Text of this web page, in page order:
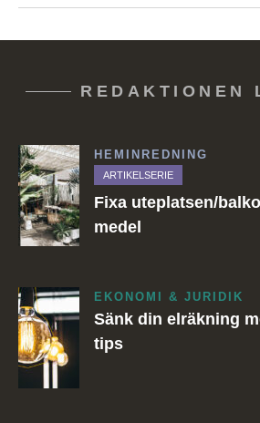
REDAKTIONEN
HEMINREDNING
ARTIKELSERIE
Fixa uteplatsen/
medel
EKONOMI & JURIDIK
Sänk din elräkning
tips